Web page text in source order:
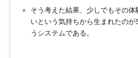
そう考えた結果、少しでもその体
いという気持ちから生まれたの
うシステムである。